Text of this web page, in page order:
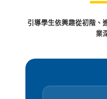
引導學生依興趣從初階、
業